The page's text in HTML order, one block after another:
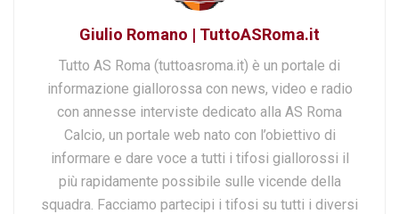
Giulio Romano | TuttoASRoma.it
Tutto AS Roma (tuttoasroma.it) è un portale di
informazione giallorossa con news, video e radio
con annesse interviste dedicato alla AS Roma
Calcio, un portale web nato con l’obiettivo di
informare e dare voce a tutti i tifosi giallorossi il
più rapidamente possibile sulle vicende della
squadra. Facciamo partecipi i tifosi su tutti i diversi